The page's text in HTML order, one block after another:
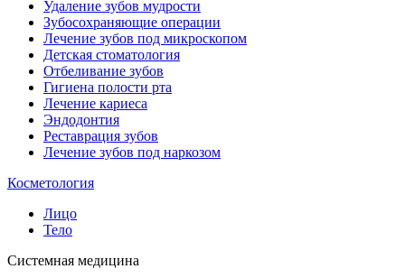
Удаление зубов мудрости
Зубосохраняющие операции
Лечение зубов под микроскопом
Детская стоматология
Отбеливание зубов
Гигиена полости рта
Лечение кариеса
Эндодонтия
Реставрация зубов
Лечение зубов под наркозом
Косметология
Лицо
Тело
Системная медицина